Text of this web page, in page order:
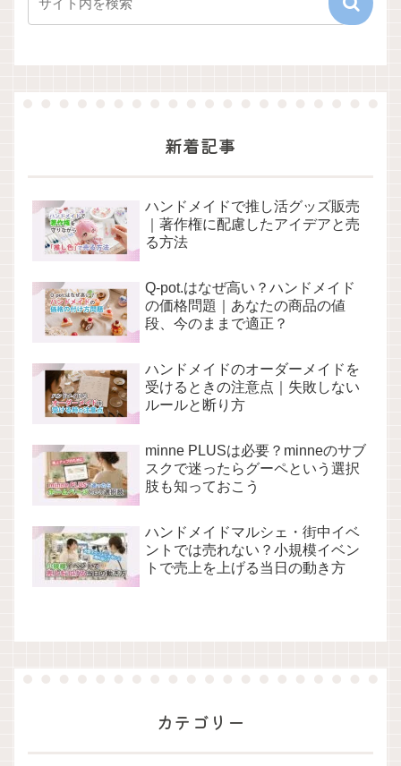
新着記事
ハンドメイドで推し活グッズ販売
｜著作権に配慮したアイデアと売
る方法
Q-pot.はなぜ高い？ハンドメイド
の価格問題｜あなたの商品の値
段、今のままで適正？
ハンドメイドのオーダーメイドを
受けるときの注意点｜失敗しない
ルールと断り方
minne PLUSは必要？minneのサブ
スクで迷ったらグーペという選択
肢も知っておこう
ハンドメイドマルシェ・街中イベ
ントでは売れない？小規模イベン
トで売上を上げる当日の動き方
カテゴリー